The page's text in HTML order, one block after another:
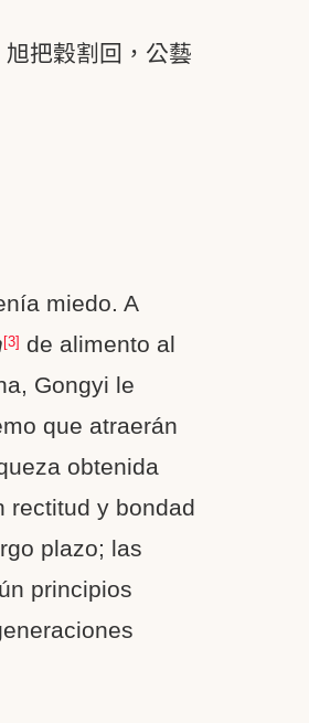
把穀割回，公藝
miedo. A
[3] de alimento al
Gongyi le
que atraerán
obtenida
rectitud y bondad
plazo; las
principios